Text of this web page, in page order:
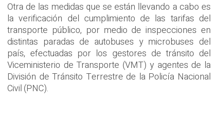
Otra de las medidas que se están llevando a cabo es
la verificación del cumplimiento de las tarifas del
transporte público, por medio de inspecciones en
distintas paradas de autobuses y microbuses del
país, efectuadas por los gestores de tránsito del
Viceministerio de Transporte (VMT) y agentes de la
División de Tránsito Terrestre de la Policía Nacional
Civil (PNC).